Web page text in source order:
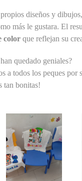
diseños y
más le gustara. El
color que reflejan su
quedado geniales?
a todos los peques
tan bonitas!